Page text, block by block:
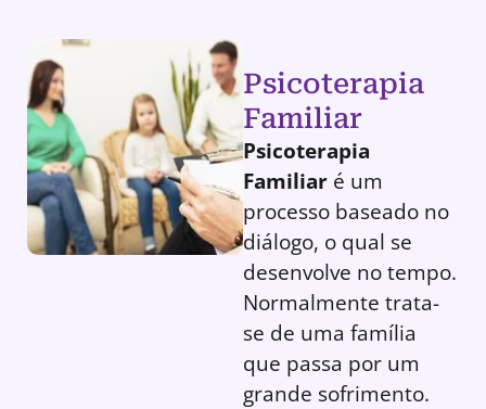
Psicoterapia
Familiar
Psicoterapia
Familiar é um
processo baseado no
diálogo, o qual se
desenvolve no tempo.
Normalmente trata-
se de uma família
que passa por um
grande sofrimento.